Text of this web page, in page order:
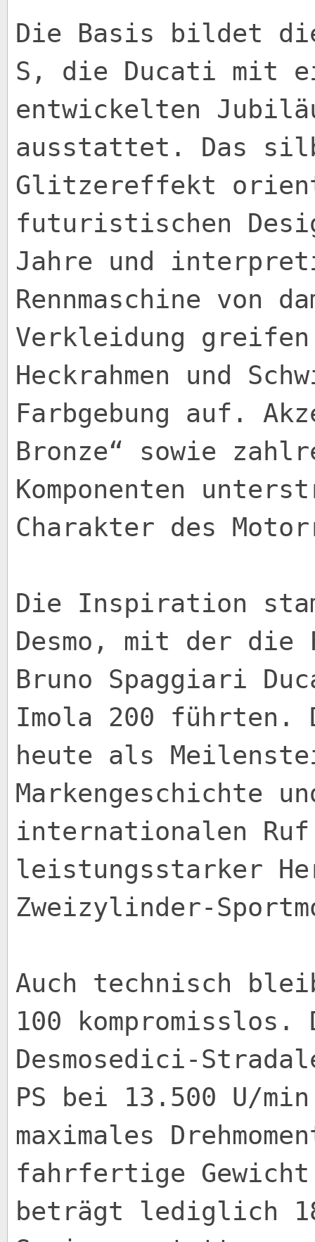
Die Basis bildet
S, die Ducati mit
entwickelten
ausstattet. Das
Glitzereffekt
futuristischen
Jahre und
Rennmaschine von
Verkleidung greifen
Heckrahmen und
Farbgebung auf.
Bronze“ sowie
Komponenten
Charakter des
Die Inspiration
Desmo, mit der die
Bruno Spaggiari
Imola 200
heute als
Markengeschichte
internationalen
leistungsstarker
Zweizylinder-
Auch technisch
100 kompromisslos.
Desmosedici-
PS bei 13.500 U/
maximales
fahrfertige
beträgt lediglich